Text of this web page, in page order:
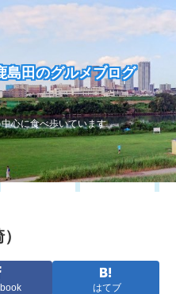
島田のグルメブログ
心に食べ歩いています
はてブ